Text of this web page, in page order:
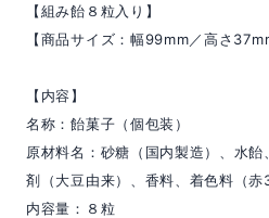
【組み飴８粒入り】
【商品サイズ：幅99mm／高さ
【内容】
名称：飴菓子（個包装）
原材料名：砂糖（国内製造）、水
剤（大豆由来）、香料、着色料（赤
内容量：８粒